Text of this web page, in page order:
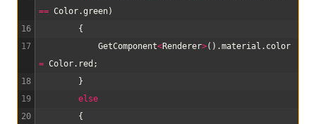
16
17
18
19
20
== Color.green)
{
GetComponent<Renderer>( ) .material . color
= Color. red ;
}
else
{